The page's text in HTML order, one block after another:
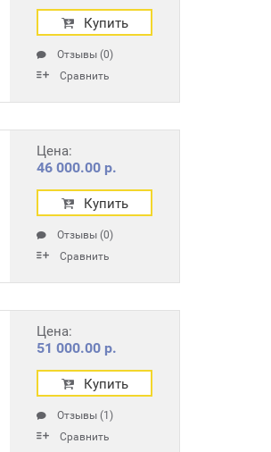
Купить
Отзывы (0)
Сравнить
Цена:
46 000.00 р.
Купить
Отзывы (0)
Сравнить
Цена:
51 000.00 р.
Купить
Отзывы (1)
Сравнить